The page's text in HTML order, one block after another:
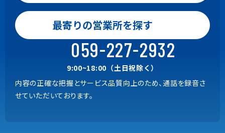
最寄りの営業所を探す
059-227-2932
9:00~18:00（土日祝除く）
内容の正確な把握とサービス品質向上のため、通話を録音さ
せていただいております。
0120-24-9801
Gaia, BeingBudget, BeingBid
9:00~18:00（土日祝除く）
059-221-0815
上記以外の商品
9:00~18:00（土日祝除く）